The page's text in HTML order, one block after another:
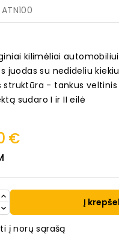
ATN100
kilimėliai
juodas su nedideliu
struktūra - tankus
sudaro I ir II eilė
€
Į
į norų sąrašą